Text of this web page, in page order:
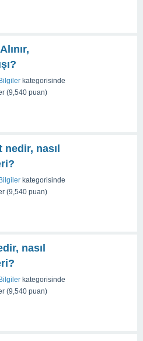
kategorisinde
(9,540 puan)
nasıl
kategorisinde
(9,540 puan)
nasıl
kategorisinde
(9,540 puan)